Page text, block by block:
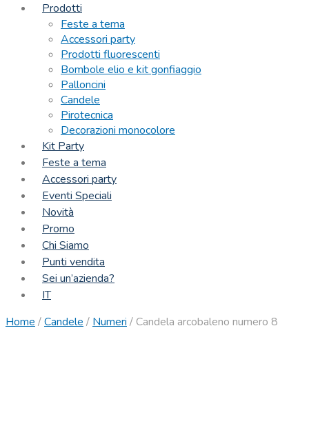
Prodotti
Feste a tema
Accessori party
Prodotti fluorescenti
Bombole elio e kit gonfiaggio
Palloncini
Candele
Pirotecnica
Decorazioni monocolore
Kit Party
Feste a tema
Accessori party
Eventi Speciali
Novità
Promo
Chi Siamo
Punti vendita
Sei un’azienda?
IT
Home /Candele / Numeri /Candela arcobaleno numero 8